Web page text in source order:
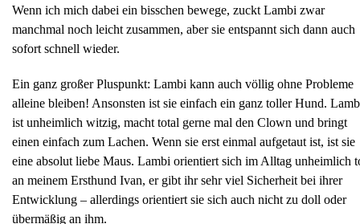
Wenn ich mich dabei ein bisschen bewege, zuckt Lambi zwar
manchmal noch leicht zusammen, aber sie entspannt sich dann auch
sofort schnell wieder.
Ein ganz großer Pluspunkt: Lambi kann auch völlig ohne Probleme
alleine bleiben! ​Ansonsten ist sie einfach ein ganz toller Hund.
ist unheimlich witzig, macht total gerne mal den Clown und bringt
einen einfach zum Lachen. Wenn sie erst einmal aufgetaut ist, ist sie
eine absolut liebe Maus. ​Lambi orientiert sich im Alltag unheimlich
an meinem Ersthund Ivan, er gibt ihr sehr viel Sicherheit bei ihrer
Entwicklung – allerdings orientiert sie sich auch nicht zu doll oder
übermäßig an ihm.